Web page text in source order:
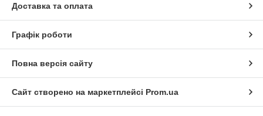
Доставка та оплата
Графік роботи
Повна версія сайту
Сайт створено на маркетплейсі Prom.ua